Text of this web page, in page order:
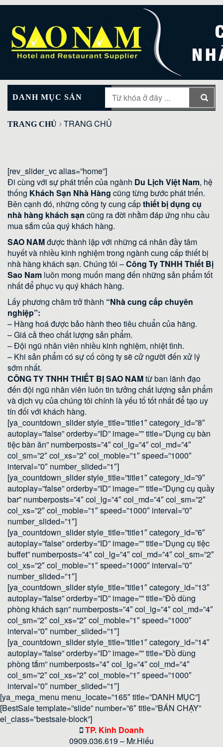
DANH MỤC SẢN
PHẨM
MAIN MENU
TRANG CHỦ TRANG CHỦ
[rev_slider_vc alias=”home”]
Đi cùng với sự phát triển của ngành Du Lịch Việt Nam, hệ
thống Khách Sạn Nhà Hàng cũng từng bước phát triển.
Bên cạnh đó, những công ty cung cấpthiết bị dụng cụ
nhà hàng khách sạn cũng ra đời nhằm đáp ứng nhu cầu
mua sắm của quý khách hàng.
SAO NAMđược thành lập với những cá nhân đầy tâm
huyết và nhiều kinh nghiệm trong ngành cung cấp thiết bị
nhà hàng khách sạn. Chúng tôi –Công Ty TNHH Thiết Bị
Sao Nam luôn mong muốn mang đến những sản phẩm tốt
nhất để phục vụ quý khách hàng.
Lấy phương châm trở thành “Nhà cung cấp chuyên
nghiệp”:
– Hàng hoá được bảo hành theo tiêu chuẩn của hãng.
– Giá cả theo chất lượng sản phẩm.
– Đội ngũ nhân viên nhiều kinh nghiệm, nhiệt tình.
– Khi sản phẩm có sự cố công ty sẽ cử người đến xử lý
sớm nhất.
CÔNG TY TNHH THIẾT BỊ SAO NAMtừ ban lãnh đạo
đến đội ngũ nhân viên luôn tin tưởng chất lượng sản phẩm
và dịch vụ của chúng tôi chính là yếu tố tốt nhất để tạo uy
tín đối với khách hàng.
[ya_countdown_slider style_title=”title1″ category_id=”8″
autoplay=”false” orderby=”ID” image=”” title=”Dụng cụ bàn
tiệc bàn ăn” numberposts=”4″ col_lg=”4″ col_md=”4″
col_sm=”2″ col_xs=”2″ col_moble=”1″ speed=”1000″
interval=”0″ number_slided=”1″]
[ya_countdown_slider style_title=”title1″ category_id=”9″
autoplay=”false” orderby=”ID” image=”” title=”Dụng cụ quầy
bar” numberposts=”4″ col_lg=”4″ col_md=”4″ col_sm=”2″
col_xs=”2″ col_moble=”1″ speed=”1000″ interval=”0″
number_slided=”1″]
[ya_countdown_slider style_title=”title1″ category_id=”6″
autoplay=”false” orderby=”ID” image=”” title=”Dụng cụ tiệc
buffet” numberposts=”4″ col_lg=”4″ col_md=”4″ col_sm=”2″
col_xs=”2″ col_moble=”1″ speed=”1000″ interval=”0″
number_slided=”1″]
[ya_countdown_slider style_title=”title1″ category_id=”13″
autoplay=”false” orderby=”ID” image=”” title=”Đồ dùng
phòng khách sạn” numberposts=”4″ col_lg=”4″ col_md=”4″
col_sm=”2″ col_xs=”2″ col_moble=”1″ speed=”1000″
interval=”0″ number_slided=”1″]
[ya_countdown_slider style_title=”title1″ category_id=”14″
autoplay=”false” orderby=”ID” image=”” title=”Đồ dùng
phòng tắm” numberposts=”4″ col_lg=”4″ col_md=”4″
col_sm=”2″ col_xs=”2″ col_moble=”1″ speed=”1000″
interval=”0″ number_slided=”1″]
[ya_mega_menu menu_locate=”165″ title=”DANH MỤC”]
[BestSale template=”slide” number=”6″ title=”BÁN CHẠY”
el_class=”bestsale-block”]
TP. Kinh Doanh
0909.036.619 – Mr.Hiếu